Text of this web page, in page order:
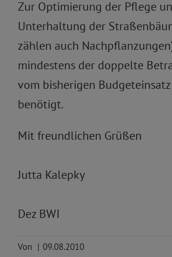
Zur Optimierung der Pflege
Unterhaltung der
zählen auch
mindestens der doppelte
vom bisherigen
benötigt.
Mit freundlichen Grüßen
Jutta Kalepky
Dez BWI
Von | 09.08.2010